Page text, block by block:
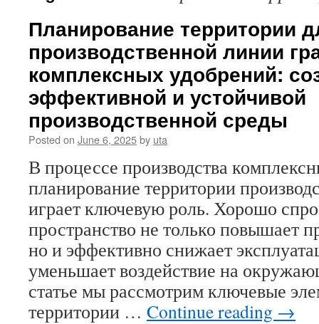
Планирование территории
производственной линии
комплексных удобрений:
эффективной и устойчивой
производственной среды
Posted on June 6, 2025by uta
В процессе производства
планирование территории
играет ключевую роль. Хорошо
пространство не только повышает
но и эффективно снижает
уменьшает воздействие на
статье мы рассмотрим ключевые
территории … Continue reading →